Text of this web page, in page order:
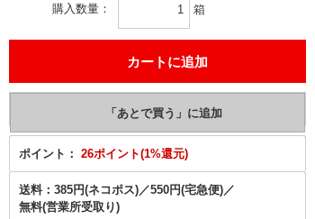
購入数量 箱
ポイント： 26ポイント(1%還元)
送料： 385円(ネコポス)／550円(宅急便)／
無料(営業所受取り)